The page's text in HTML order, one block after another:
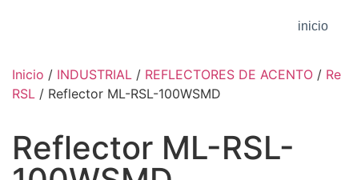
inicio
Inicio / INDUSTRIAL / REFLECTORES DE ACENTO /
RSL / Reflector ML-RSL-100WSMD
Reflector ML-RSL-